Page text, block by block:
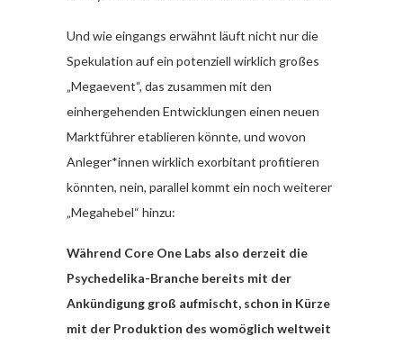
Und wie eingangs erwähnt läuft nicht nur die
Spekulation auf ein potenziell wirklich großes
„Megaevent“, das zusammen mit den
einhergehenden Entwicklungen einen neuen
Marktführer etablieren könnte, und wovon
Anleger*innen wirklich exorbitant profitieren
könnten, nein, parallel kommt ein noch weiterer
„Megahebel“ hinzu:
Während Core One Labs also derzeit die
Psychedelika-Branche bereits mit der
Ankündigung groß aufmischt, schon in Kürze
mit der Produktion des womöglich weltweit